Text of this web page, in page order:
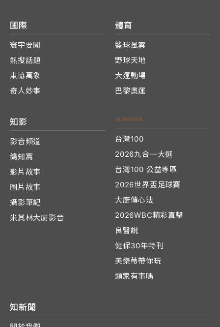
國際
寰宇要聞
熱搜話題
東協萬象
奇人妙事
體育
籃球風雲
野球天地
大運動場
巴黎奧運
知影
影音頻道
鴿知窩
影片故事
圖片故事
攝影筆記
米其林大廚影音
台灣100
2026九合一大選
台灣100 公益專區
2026世界盃足球賽
大廚傳心法
2026WBC精彩直擊
良醫說
健保30年特刊
美樂蒂帶你玩
頭家有事嗎
知新聞